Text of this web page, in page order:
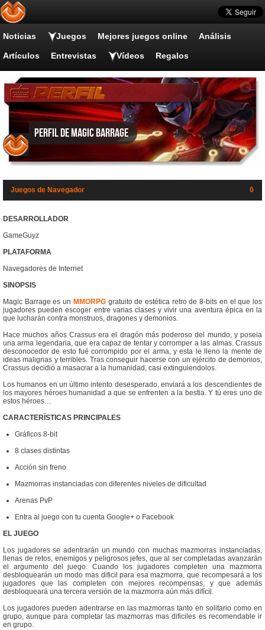
Noticias Juegos Mejores juegos online Análisis
Artículos Entrevistas Vídeos Regalos
Perfil de Magic Barrage
Juegos de Navegador 0
DESARROLLADOR
GameGuyz
PLATAFORMA
Navegadores de Internet
SINOPSIS
Magic Barrage es un MMORPGgratuito de estética retro de 8-bits en el que los
jugadores pueden escoger entre varias clases y vivir una aventura épica en la
que lucharán contra monstruos, dragones y demonios.
Hace muchos años Crassus era el dragón más poderoso del mundo, y poseia
una arma legendaria, que era capaz de tentar y corromper a las almas. Crassus
desconocedor de esto fué corrompido por el arma, y esta le lleno la mente de
ideas malignas y terribles. Tras conseguir hacerse con un ejército de demonios,
Crassus decidió a masacrar a la humanidad, casi extinguiendolos.
Los humanos en un último intento desesperado, enviará a los descendientes de
los mayores héroes humanidad a que se enfrenten a la bestia. Y tú eres uno de
estos héroes…
CARACTERÍSTICAS PRINCIPALES
Gráficos 8-bit
8 clases distintas
Acción sin freno
Mazmorras instanciadas con diferentes niveles de dificultad
Arenas PvP
Entra al juego con tu cuenta Google+ o Facebook
EL JUEGO
Los jugadores se adentrarán un mundo con muchas mazmorras instanciadas,
llenas de retos, enemigos y peligrosos jefes, que al ser completadas avanzarán
el argumento del juego. Cuando los jugadores completen una mazmorra
desbloquearán un modo mas dificil para esa mazmorra, que recompesará a los
jugadores que las completen con mejores recompensas, y que además
desbloqueará una tercera versión de la mazmorra aún más difícil.
Los jugadores pueden adentrarse en las mazmorras tanto en solitario como en
grupo, aunque para completar las mazmorras mas dificiles es recomendable ir
en grupo.